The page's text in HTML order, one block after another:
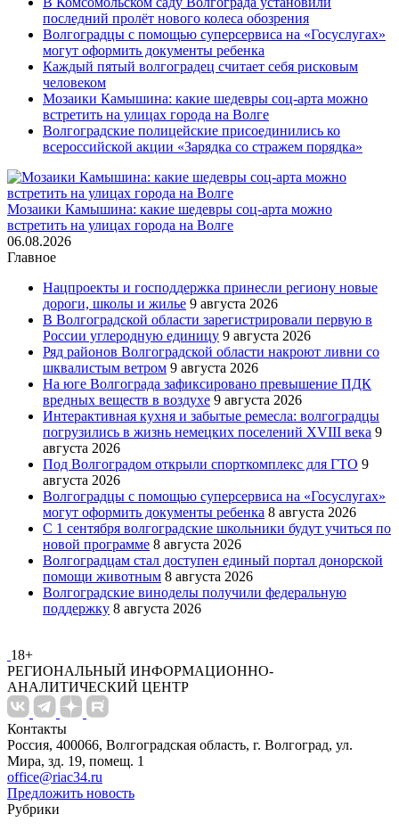
последний пролёт нового колеса обозрения
Волгоградцы с помощью суперсервиса на «Госуслугах»
могут оформить документы ребенка
Каждый пятый волгоградец считает себя рисковым
человеком
Мозаики Камышина: какие шедевры соц-арта можно
встретить на улицах города на Волге
Волгоградские полицейские присоединились ко
всероссийской акции «Зарядка со стражем порядка»
Мозаики Камышина: какие шедевры соц-арта можно
встретить на улицах города на Волге
06.08.2026
Главное
Нацпроекты и господдержка принесли региону новые
дороги, школы и жилье 9 августа 2026
В Волгоградской области зарегистрировали первую в
России углеродную единицу 9 августа 2026
Ряд районов Волгоградской области накроют ливни со
шквалистым ветром 9 августа 2026
На юге Волгограда зафиксировано превышение ПДК
вредных веществ в воздухе 9 августа 2026
Интерактивная кухня и забытые ремесла: волгоградцы
погрузились в жизнь немецких поселений XVIII века 9
августа 2026
Под Волгоградом открыли спорткомплекс для ГТО 9
августа 2026
Волгоградцы с помощью суперсервиса на «Госуслугах»
могут оформить документы ребенка 8 августа 2026
С 1 сентября волгоградские школьники будут учиться по
новой программе 8 августа 2026
Волгоградцам стал доступен единый портал донорской
помощи животным 8 августа 2026
Волгоградские виноделы получили федеральную
поддержку 8 августа 2026
18+
РЕГИОНАЛЬНЫЙ ИНФОРМАЦИОННО-
АНАЛИТИЧЕСКИЙ ЦЕНТР
Контакты
Россия, 400066, Волгоградская область, г. Волгоград, ул.
Мира, зд. 19, помещ. 1
office@riac34.ru
Предложить новость
Рубрики